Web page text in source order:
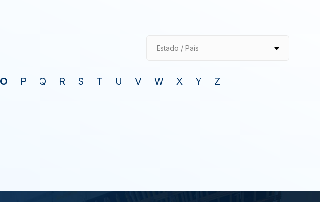
Estado / País
O P Q R S T U V W X Y Z